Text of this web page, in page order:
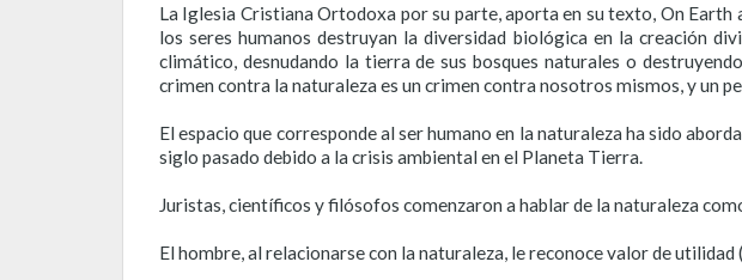
La Iglesia Cristiana Ortodoxa por su parte, aporta en su texto, On
los seres humanos destruyan la diversidad biológica en la creación
climático, desnudando la tierra de sus bosques naturales o
crimen contra la naturaleza es un crimen contra nosotros mismos, y un
El espacio que corresponde al ser humano en la naturaleza ha sido
siglo pasado debido a la crisis ambiental en el Planeta Tierra.
Juristas, científicos y filósofos comenzaron a hablar de la naturaleza
El hombre, al relacionarse con la naturaleza, le reconoce valor de